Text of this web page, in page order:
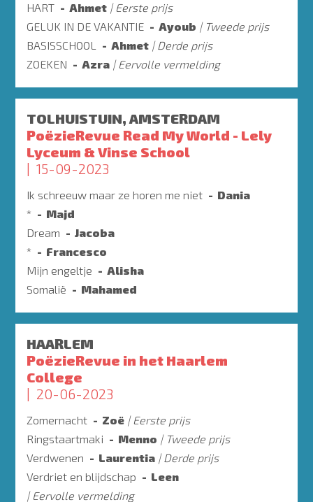
HART Ahmet
Eerste prijs
GELUK IN DE VAKANTIE
Ayoub
Tweede prijs
BASISSCHOOL
Ahmet
Derde prijs
ZOEKEN
Azra Eervolle vermelding
TOLHUISTUIN, AMSTERDAM
PoëzieRevue Read My World - Lely
Lyceum & Vinse School
15-09-2023
Ik schreeuw maar ze horen me niet
Dania
*
Majd
Dream
Jacoba
*
Francesco
Mijn engeltje
Alisha
Somalië
Mahamed
HAARLEM
PoëzieRevue in het Haarlem
College
20-06-2023
Zomernacht Zoë
Eerste prijs
Ringstaartmaki
Menno
Tweede prijs
Verdwenen
Laurentia
Derde prijs
Verdriet en blijdschap
Leen
Eervolle vermelding